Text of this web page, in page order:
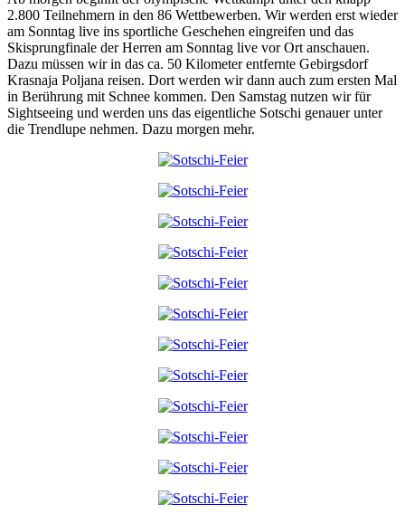
2.800 Teilnehmern in den 86 Wettbewerben. Wir werden erst wieder
am Sonntag live ins sportliche Geschehen eingreifen und das
Skisprungfinale der Herren am Sonntag live vor Ort anschauen.
Dazu müssen wir in das ca. 50 Kilometer entfernte Gebirgsdorf
Krasnaja Poljana reisen. Dort werden wir dann auch zum ersten Mal
in Berührung mit Schnee kommen. Den Samstag nutzen wir für
Sightseeing und werden uns das eigentliche Sotschi genauer unter
die Trendlupe nehmen. Dazu morgen mehr.